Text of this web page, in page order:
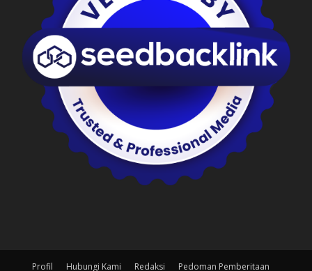
Profil Hubungi Kami Redaksi Pedoman Pemberitaan